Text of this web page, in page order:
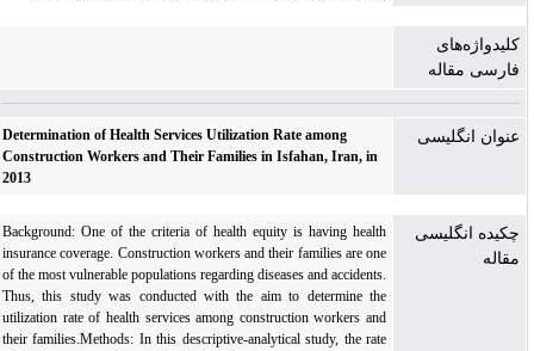
کلیدواژه‌های
فارسی مقاله
عنوان انگلیسی
Determination of Health Services Utilization Rate among
Construction Workers and Their Families in Isfahan, Iran, in
2013
چکیده انگلیسی
مقاله
Background: One of the criteria of health equity is having health
insurance coverage. Construction workers and their families are one
of the most vulnerable populations regarding diseases and accidents.
Thus, this study was conducted with the aim to determine the
utilization rate of health services among construction workers ‎and
their families.Methods: In this descriptive-analytical study, the rate